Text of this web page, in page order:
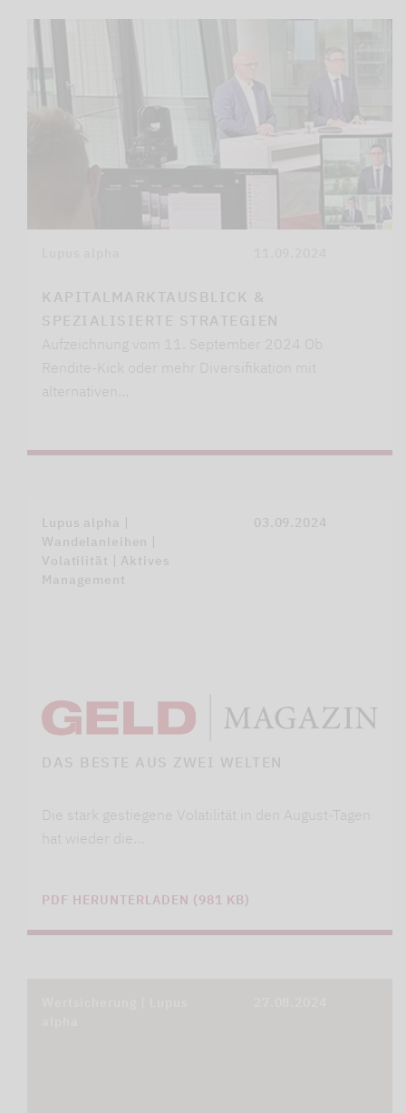
KAPITALMARKTAUSBLICK &
SPEZIALISIERTE STRATEGIEN
Aufzeichnung vom 11. September 2024 Ob
Rendite-Kick oder mehr Diversifikation mit
alternativen…
Lupus alpha |
Wandelanleihen |
Volatilität | Aktives
Management
03.09.2024
DAS BESTE AUS ZWEI WELTEN
Die stark gestiegene Volatilität in den August-Tagen
hat wieder die…
PDF HERUNTERLADEN (981 KB)